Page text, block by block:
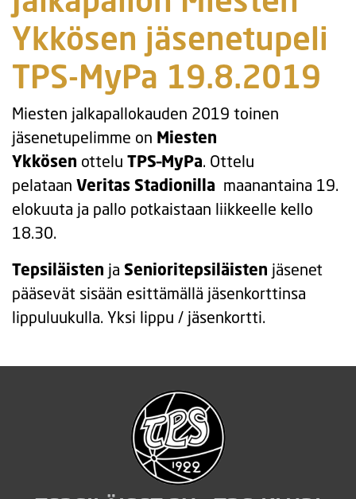
Ykkösen jäsenetupeli
TPS-MyPa 19.8.2019
Miesten jalkapallokauden 2019 toinen
jäsenetupelimme on Miesten
Ykkösen ottelu TPS–MyPa. Ottelu
pelataan Veritas Stadionilla maanantaina 19.
elokuuta ja pallo potkaistaan liikkeelle kello
18.30.
Tepsiläisten ja Senioritepsiläisten jäsenet
pääsevät sisään esittämällä jäsenkorttinsa
lippuluukulla. Yksi lippu / jäsenkortti.